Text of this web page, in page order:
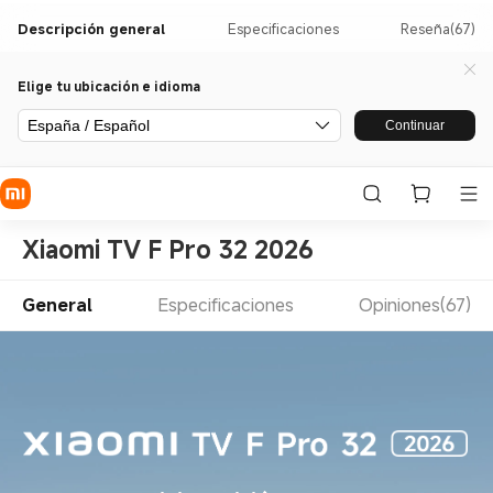
Descripción general Especificaciones Reseña(67)